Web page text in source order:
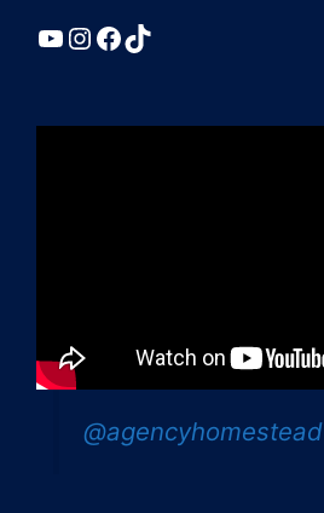
YouTube
Instagram
Facebook
TikTok
@agencyhomestead